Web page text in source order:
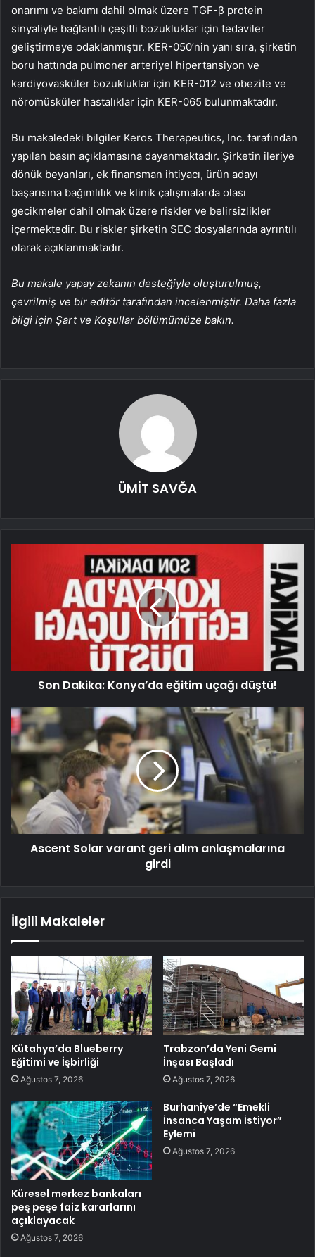
onarımı ve bakımı dahil olmak üzere TGF-β protein
sinyaliyle bağlantılı çeşitli bozukluklar için tedaviler
geliştirmeye odaklanmıştır. KER-050’nin yanı sıra, şirketin
boru hattında pulmoner arteriyel hipertansiyon ve
kardiyovasküler bozukluklar için KER-012 ve obezite ve
nöromüsküler hastalıklar için KER-065 bulunmaktadır.
Bu makaledeki bilgiler Keros Therapeutics, Inc. tarafından
yapılan basın açıklamasına dayanmaktadır. Şirketin ileriye
dönük beyanları, ek finansman ihtiyacı, ürün adayı
başarısına bağımlılık ve klinik çalışmalarda olası
gecikmeler dahil olmak üzere riskler ve belirsizlikler
içermektedir. Bu riskler şirketin SEC dosyalarında ayrıntılı
olarak açıklanmaktadır.
Bu makale yapay zekanın desteğiyle oluşturulmuş,
çevrilmiş ve bir editör tarafından incelenmiştir. Daha fazla
bilgi için Şart ve Koşullar bölümümüze bakın.
ÜMİT SAVĞA
Son Dakika: Konya’da eğitim uçağı düştü!
Ascent Solar varant geri alım anlaşmalarına
girdi
İlgili Makaleler
Kütahya’da Blueberry
Eğitimi ve İşbirliği
Ağustos 7, 2026
Trabzon’da Yeni Gemi
İnşası Başladı
Ağustos 7, 2026
Küresel merkez bankaları
peş peşe faiz kararlarını
açıklayacak
Ağustos 7, 2026
Burhaniye’de “Emekli
İnsanca Yaşam İstiyor”
Eylemi
Ağustos 7, 2026